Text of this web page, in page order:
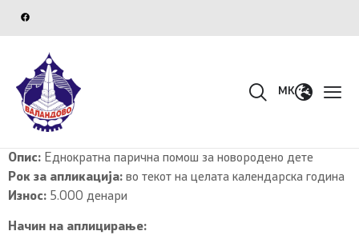
MK
Опис: Еднократна парична помош за новородено дете
Рок за апликација: во текот на целата календарска година
Износ: 5.000 денари
Начин на аплицирање: